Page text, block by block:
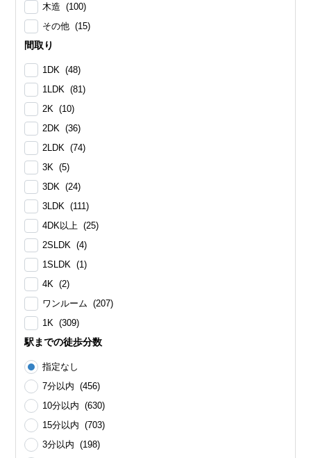
木造 (100)
その他 (15)
間取り
1DK (48)
1LDK (81)
2K (10)
2DK (36)
2LDK (74)
3K (5)
3DK (24)
3LDK (111)
4DK以上 (25)
2SLDK (4)
1SLDK (1)
4K (2)
ワンルーム (207)
1K (309)
駅までの徒歩分数
指定なし
7分以内 (456)
10分以内 (630)
15分以内 (703)
3分以内 (198)